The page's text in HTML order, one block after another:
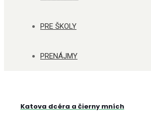
PRE ŠKOLY
PRENÁJMY
Katova dcéra a čierny mních